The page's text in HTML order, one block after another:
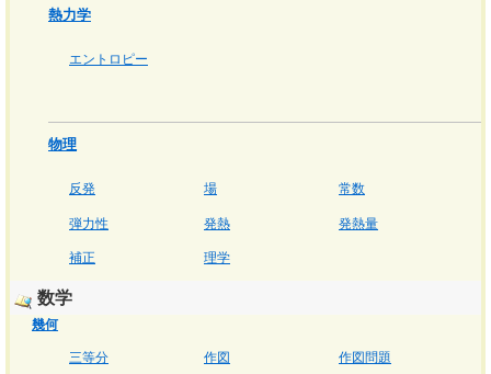
熱力学
エントロピー
物理
反発 場 常数
弾力性 発熱 発熱量
補正 理学
数学
幾何
三等分 作図 作図問題